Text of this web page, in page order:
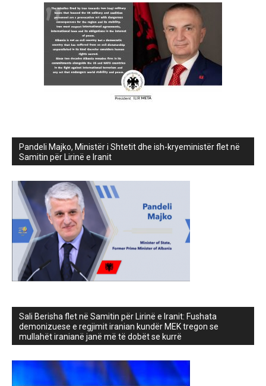
Pandeli Majko, Ministër i Shtetit dhe ish-kryeministër flet në
Samitin për Lirinë e Iranit
Sali Berisha flet në Samitin për Lirinë e Iranit: Fushata
demonizuese e regjimit iranian kundër MEK tregon se
mullahët iranianë janë më të dobët se kurrë